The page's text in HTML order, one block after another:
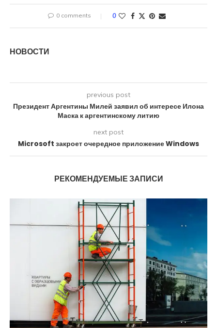
0 comments 0
НОВОСТИ
previous post
Президент Аргентины Милей заявил об интересе Илона
Маска к аргентинскому литию
next post
Microsoft закроет очередное приложение Windows
РЕКОМЕНДУЕМЫЕ ЗАПИСИ